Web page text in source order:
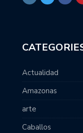
Actualidad
Amazonas
arte
Caballos